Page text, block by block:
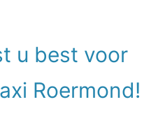
u best voor
Roermond!